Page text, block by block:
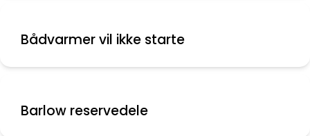
Bådvarmer vil ikke starte
Barlow reservedele